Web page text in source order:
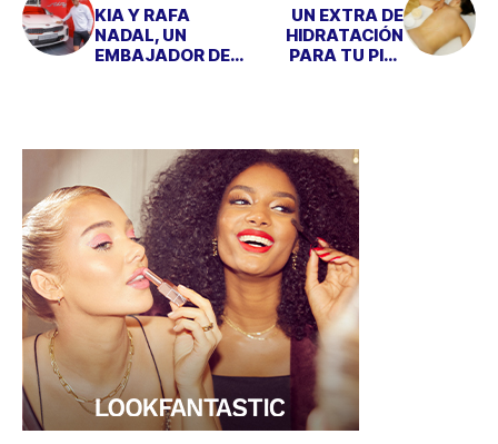
KIA Y RAFA
NADAL, UN
EMBAJADOR DE
UN EXTRA DE
HIDRATACIÓN
PARA TU PIEL